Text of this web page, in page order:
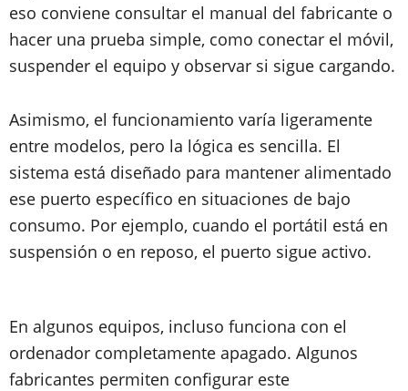
eso conviene consultar el manual del fabricante o
hacer una prueba simple, como conectar el móvil,
suspender el equipo y observar si sigue cargando.
Asimismo, el funcionamiento varía ligeramente
entre modelos, pero la lógica es sencilla. El
sistema está diseñado para mantener alimentado
ese puerto específico en situaciones de bajo
consumo. Por ejemplo, cuando el portátil está en
suspensión o en reposo, el puerto sigue activo.
En algunos equipos, incluso funciona con el
ordenador completamente apagado. Algunos
fabricantes permiten configurar este